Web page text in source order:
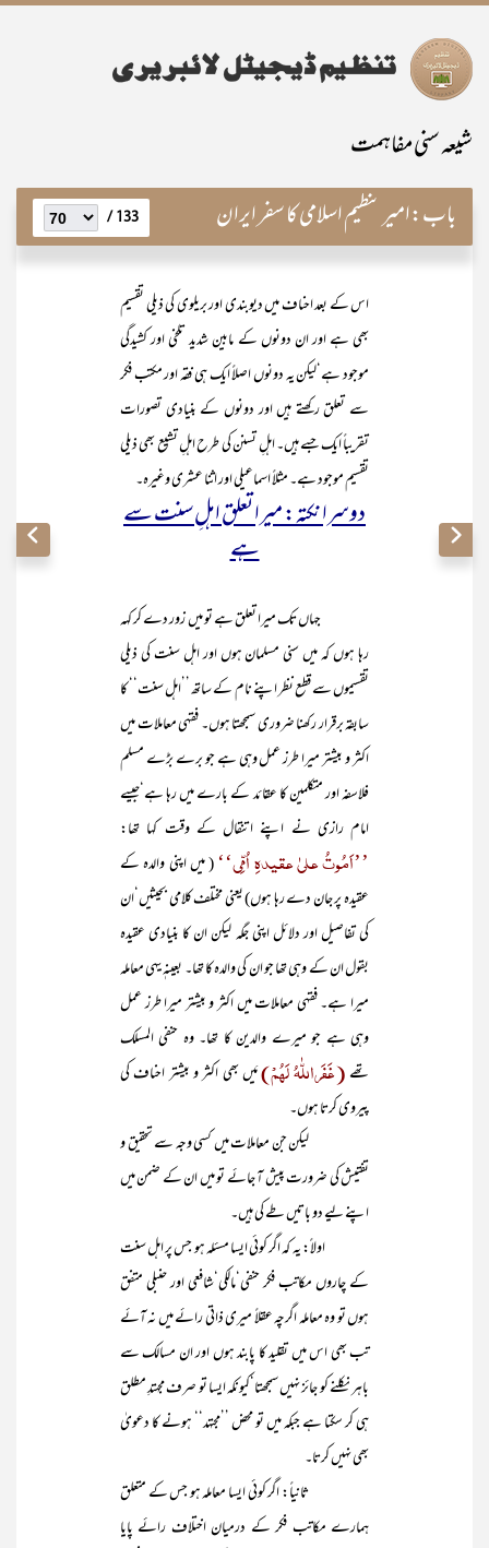
شیعہ سنی مفاہمت
باب:امیر تنظیم اسلامی کا سفر ایران 133 /
اس کے بعد احناف میں دیوبندی اور بریلوی کی ذیلی تقسیم
بھی ہے اور ان دونوں کے مابین شدید تلخی اور کشیدگی
موجود ہے‘لیکن یہ دونوں اصلاً ایک ہی فقہ اور مکتب فکر
سے تعلق رکھتے ہیں اور دونوں کے بنیادی تصورات
تقریباً ایک جسے ہیں۔ اہلِ تسنن کی طرح اہلِ تشیع بھی ذیلی
تقسیم موجود ہے۔ مثلاً اسماعیلی اور اثنا عشری وغیرہ۔
دوسرا نکتہ: میرا تعلق اہلِ سنت سے
ہے
جہاں تک میرا تعلق ہے تو میں زور دے کر کہہ
رہا ہوں کہ میں سنی مسلمان ہوں اور اہل سنت کی ذیلی
تقسیموں سے قطع نظر اپنے نام کے ساتھ ’’اہل سنت‘‘ کا
سابقہ برقرار رکھنا ضروری سمجھتا ہوں۔ فقہی معاملات میں
اکثر و بیشتر میرا طرز عمل وہی ہے جو برے بڑے مسلم
فلاسفہ اور متکلمین کا عقائد کے بارے میں رہا ہے‘جیسے
امام رازی نے اپنے اتنقال کے وقت کہا تھا:
’’اَمُوتُ علیٰ عقیدہِ اُمِّی‘‘( میں اپنی والدہ کے
عقیدہ پر جان دے رہا ہوں) یعنی مختلف کلامی بحیثیں‘ان
کی تفاصیل اور دلائل اپنی جگہ لیکن ان کا بنیادی عقیدہ
بقول ان کے وہی تھا جو ان کی والدہ کا تھا۔ بعینہٖ یہی معاملہ
میرا ہے۔ فقہی معاملات میں اکثر و بیشتر میرا طرز عمل
وہی ہے جو میرے والدین کا تھا۔ وہ حنفی المسلک
تھے(غَفَراللّٰہُ لَھُمْ)مَیں بھی اکثر و بیشتر احناف کی
پیروی کرتا ہوں۔
لیکن جن معاملات میں کسی وجہ سے تحقیق و
تفتیش کی ضرورت پیش آ جائے تو میں ان کے ضمن میں
اپنے لیے دو باتیں طے کی ہیں۔
اولاً: یہ کہ اگر کوئی ایسا مسئلہ ہو جس پر اہل سنت
کے چاروں مکاتب فکر حنفی‘مالکی‘شافعی اور حنبلی متفق
ہوں تو وہ معاملہ اگرچہ عقلاً میری ذاتی رائے میں نہ آئے
تب بھی اس میں تقلید کا پابند ہوں اور ان مسالک سے
باہر نکلنے کو جائز نہیں سمجھتا‘کیونکہ ایسا تو صرف مجہتدِ مطلق
ہی کر سکتا ہے جبکہ میں تو محض ’’مجتہد‘‘ ہونے کا دعویٰ
بھی نہیں کرتا۔
ثانیاً: اگر کوئی ایسا معاملہ ہو جس کے متعلق
ہمارے مکاتب فکر کے درمیان اختلاف رائے پایا